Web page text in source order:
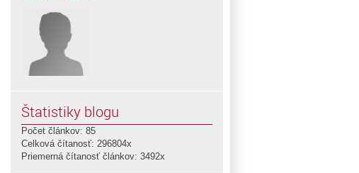
Štatistiky blogu
Počet článkov: 85
Celková čítanosť: 296804x
Priemerná čítanosť článkov: 3492x